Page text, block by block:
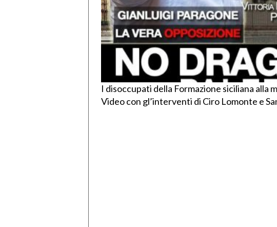
I disoccupati della Formazione siciliana alla
Video con gl’interventi di Ciro Lomonte e